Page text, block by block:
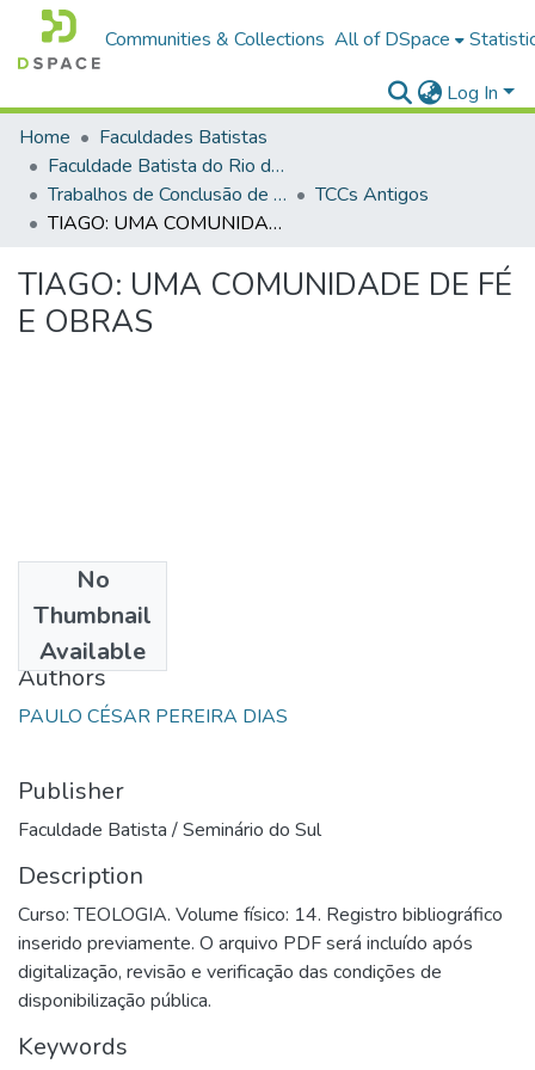
Communities & Collections All of DSpace
Log In
Home
Faculdades Batistas
Faculdade Batista do Rio de Janeiro (FABAT-RJ)
Trabalhos de Conclusão de Curso (TCC)
TCCs Antigos
TIAGO: UMA COMUNIDADE DE FÉ E OBRAS
TIAGO: UMA COMUNIDADE DE FÉ
E OBRAS
No
Thumbnail
Available
1999
Authors
PAULO CÉSAR PEREIRA DIAS
Publisher
Faculdade Batista / Seminário do Sul
Description
Curso: TEOLOGIA. Volume físico: 14. Registro bibliográfico
inserido previamente. O arquivo PDF será incluído após
digitalização, revisão e verificação das condições de
disponibilização pública.
Keywords